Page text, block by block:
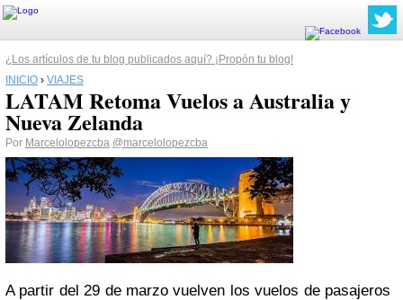
¿Los artículos de tu blog publicados aquí? ¡Propón tu blog!
INICIO › VIAJES
LATAM Retoma Vuelos a Australia y
Nueva Zelanda
Por Marcelolopezcba @marcelolopezcba
A partir del 29 de marzo vuelven los vuelos de pasajeros